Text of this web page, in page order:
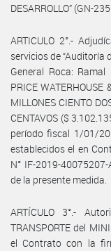
DESARROLLO” (GN-
ARTICULO 2°.-
servicios de “Auditoría
General Roca:
PRICE
MILLONES CIENTO
CENTAVOS ($
período fiscal 1/01/
establecidos el en
N° IF-2019-
de la presente medida.
ARTÍCULO 3°.-
TRANSPORTE del
el Contrato con la